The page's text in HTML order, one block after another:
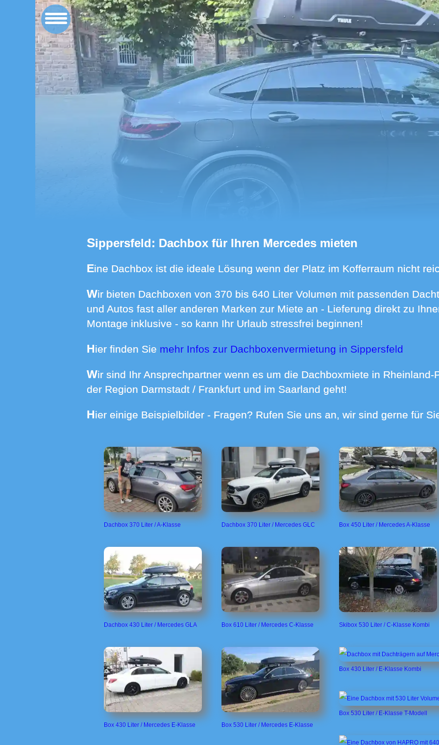
Sippersfeld: Dachbox für Ihren Mercedes mieten
Eine Dachbox ist die ideale Lösung wenn der Platz im Kofferraum nicht
Wir bieten Dachboxen von 370 bis 640 Liter Volumen mit passenden Dachträgern für Ihren Mercedes
und Autos fast aller anderen Marken zur Miete an - Lieferung direkt zu
Montage inklusive - so kann Ihr Urlaub stressfrei beginnen!
Hier finden Sie mehr Infos zur Dachboxenvermietung in Sippersfeld
Wir sind Ihr Ansprechpartner wenn es um die Dachboxmiete in Rheinland-Pfalz, im Raum Karlsruhe, in
der Region Darmstadt / Frankfurt und im Saarland geht!
Hier einige Beispielbilder - Fragen? Rufen Sie uns an, wir sind gerne für
Dachbox 370 Liter / A-Klasse Dachbox 370 Liter / Mercedes GLC Box 450 Liter / Mercedes A-Klasse
Dachbox 430 Liter / Mercedes GLA Box 610 Liter / Mercedes C-Klasse Skibox 530 Liter / C-Klasse Kombi
Box 430 Liter / Mercedes E-Klasse Box 530 Liter / Mercedes E-Klasse
Box 430 Liter / E-Klasse Kombi
Box 530 Liter / E-Klasse T-Modell